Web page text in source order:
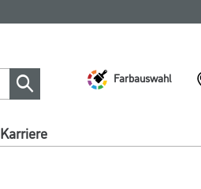
Farbauswahl
Karriere